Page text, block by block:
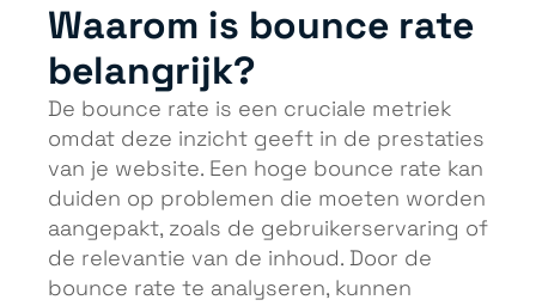
Waarom is bounce rate
belangrijk?
De bounce rate is een cruciale metriek
omdat deze inzicht geeft in de prestaties
van je website. Een hoge bounce rate kan
duiden op problemen die moeten worden
aangepakt, zoals de gebruikerservaring of
de relevantie van de inhoud. Door de
bounce rate te analyseren, kunnen